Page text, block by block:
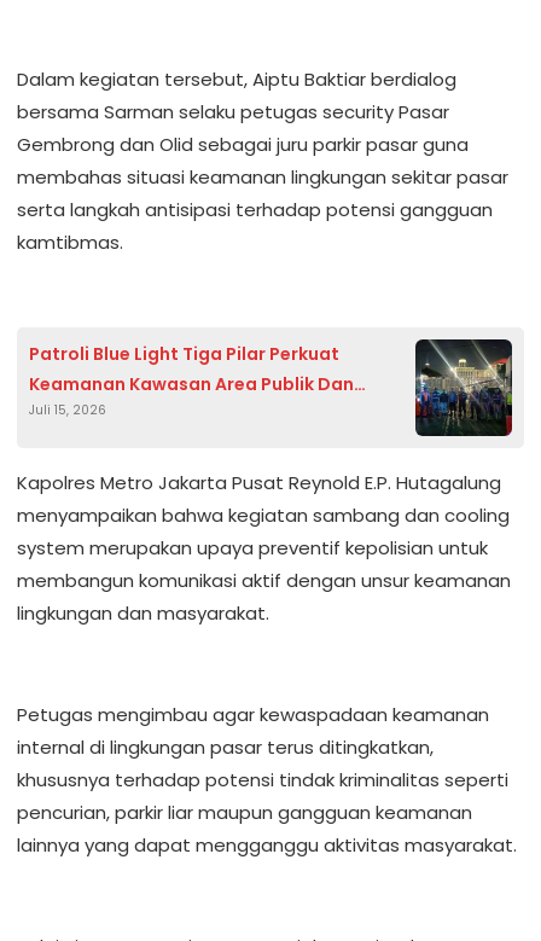
Dalam kegiatan tersebut, Aiptu Baktiar berdialog
bersama Sarman selaku petugas security Pasar
Gembrong dan Olid sebagai juru parkir pasar guna
membahas situasi keamanan lingkungan sekitar pasar
serta langkah antisipasi terhadap potensi gangguan
kamtibmas.
Patroli Blue Light Tiga Pilar Perkuat
Keamanan Kawasan Area Publik Dan
Pemukiman
Juli 15, 2026
Kapolres Metro Jakarta Pusat Reynold E.P. Hutagalung
menyampaikan bahwa kegiatan sambang dan cooling
system merupakan upaya preventif kepolisian untuk
membangun komunikasi aktif dengan unsur keamanan
lingkungan dan masyarakat.
Petugas mengimbau agar kewaspadaan keamanan
internal di lingkungan pasar terus ditingkatkan,
khususnya terhadap potensi tindak kriminalitas seperti
pencurian, parkir liar maupun gangguan keamanan
lainnya yang dapat mengganggu aktivitas masyarakat.